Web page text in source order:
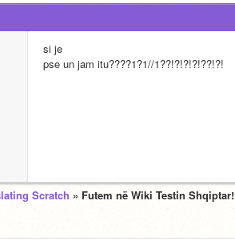
si je
pse un jam itu????1?1//1??!?!?!?!??!?!
Scratch » Futem në Wiki Testin Shqiptar!